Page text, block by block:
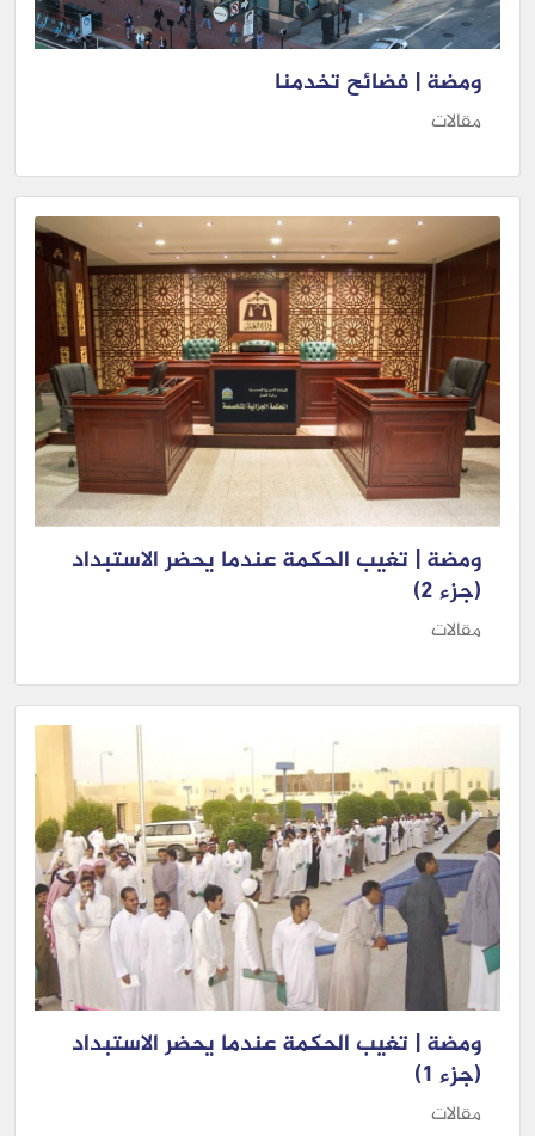
ومضة | فضائح تخدمنا
مقالات
ومضة | تغيب الحكمة عندما يحضر الاستبداد
(جزء 2)
مقالات
ومضة | تغيب الحكمة عندما يحضر الاستبداد
(جزء 1)
مقالات